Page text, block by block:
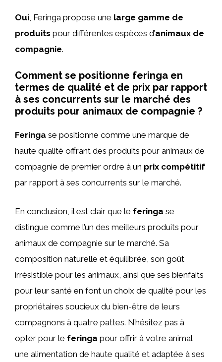
Oui , Feringa propose une large gamme de
produits pour différentes espèces d’animaux de
compagnie.
Comment se positionne feringa en
termes de qualité et de prix par rapport
à ses concurrents sur le marché des
produits pour animaux de compagnie ?
Feringa se positionne comme une marque de
haute qualité offrant des produits pour animaux de
compagnie de premier ordre à un prix compétitif
par rapport à ses concurrents sur le marché.
En conclusion, il est clair que le feringa se
distingue comme l’un des meilleurs produits pour
animaux de compagnie sur le marché. Sa
composition naturelle et équilibrée, son goût
irrésistible pour les animaux, ainsi que ses bienfaits
pour leur santé en font un choix de qualité pour les
propriétaires soucieux du bien-être de leurs
compagnons à quatre pattes. N’hésitez pas à
opter pour le feringa pour offrir à votre animal
une alimentation de haute qualité et adaptée à ses